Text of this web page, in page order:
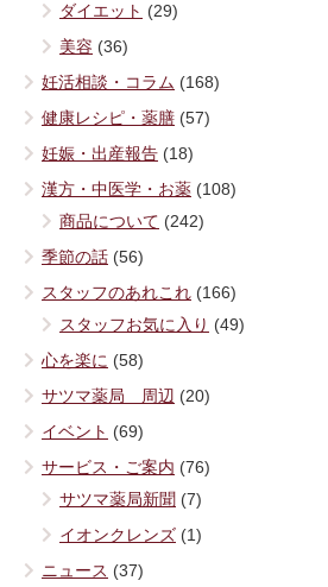
ダイエット (29)
美容 (36)
妊活相談・コラム (168)
健康レシピ・薬膳 (57)
妊娠・出産報告 (18)
漢方・中医学・お薬 (108)
商品について (242)
季節の話 (56)
スタッフのあれこれ (166)
スタッフお気に入り (49)
心を楽に (58)
サツマ薬局 周辺 (20)
イベント (69)
サービス・ご案内 (76)
サツマ薬局新聞 (7)
イオンクレンズ (1)
ニュース (37)